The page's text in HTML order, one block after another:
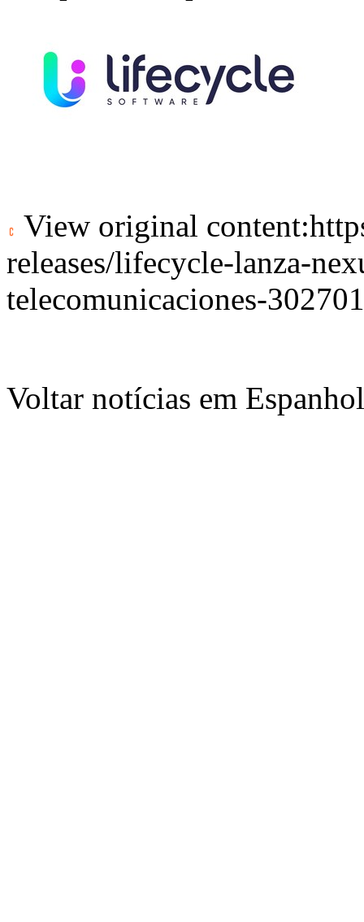
View original content:
releases/lifecycle-lanza-
telecomunicaciones-
Voltar notícias em Espanhol